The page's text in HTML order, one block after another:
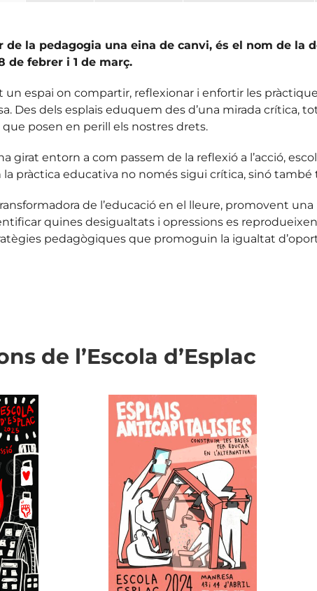
la pedagogia una eina de canvi, és el nom de la
de febrer i 1 de març.
un espai on compartir, reflexionar i enfortir les
Des dels esplais eduquem des d’una mirada crítica,
posen en perill els nostres drets.
ha girat entorn a com passem de la reflexió a l’acció,
la pràctica educativa no només sigui crítica, sinó també
de l’educació en el lleure, promovent
quines desigualtats i opressions es
pedagògiques que promoguin la igualtat
de l’Escola d’Esplac